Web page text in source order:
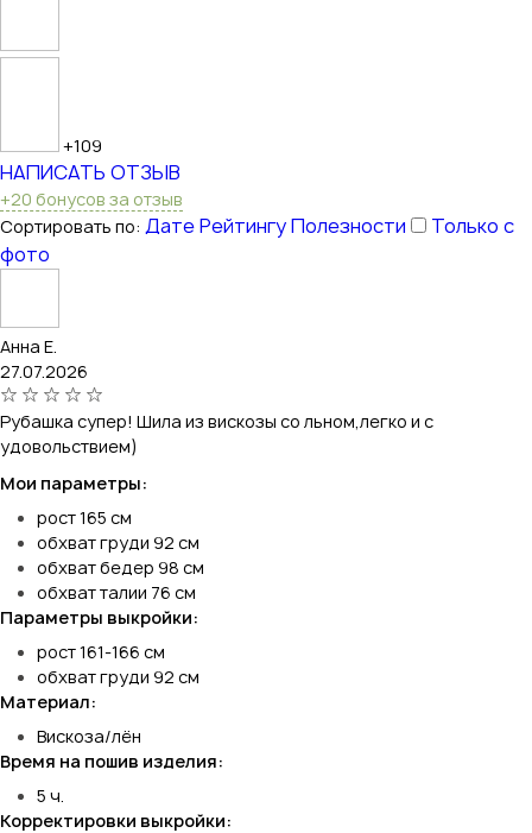
+109
НАПИСАТЬ ОТЗЫВ
+20 бонусов за отзыв
Сортировать по: ДатеРейтингуПолезности
Только с
фото
Анна Е.
27.07.2026
Рубашка супер! Шила из вискозы со льном,легко и с
удовольствием)
Мои параметры:
рост 165 см
обхват груди 92 см
обхват бедер 98 см
обхват талии 76 см
Параметры выкройки:
рост 161-166 см
обхват груди 92 см
Материал:
Вискоза/лён
Время на пошив изделия:
5 ч.
Корректировки выкройки: